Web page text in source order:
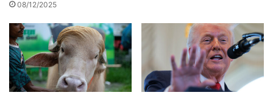
08/12/2025